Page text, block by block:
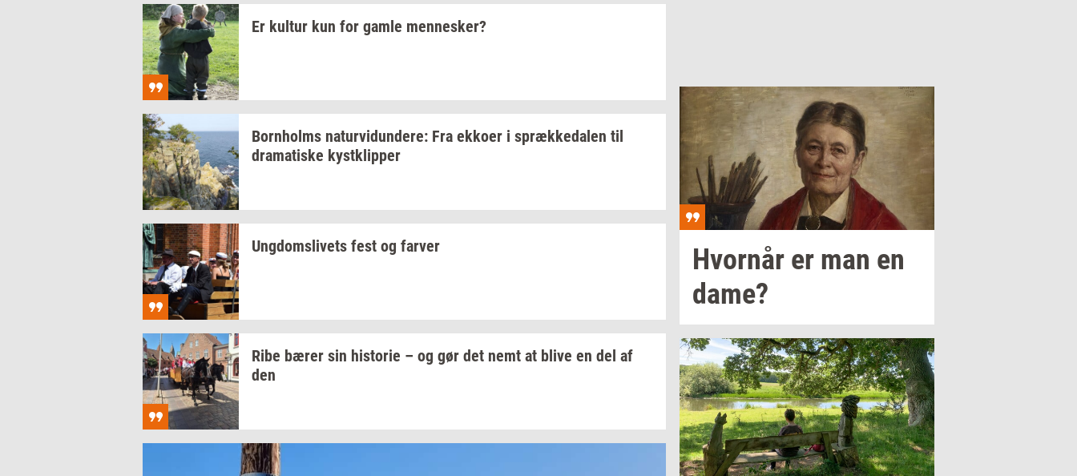
Er kul­tur kun for gamle men­ne­sker?
Born­holms na­tur­vi­dun­de­re: Fra ek­ko­er i spræk­ke­da­len til
dra­ma­ti­ske kyst­klip­per
Ung­doms­li­vets fest og far­ver
Ribe bærer sin hi­sto­rie – og gør det nemt at blive en del af
den
Hvor­når er man en
dame?